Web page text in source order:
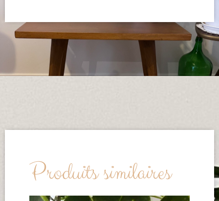
Produits similaires